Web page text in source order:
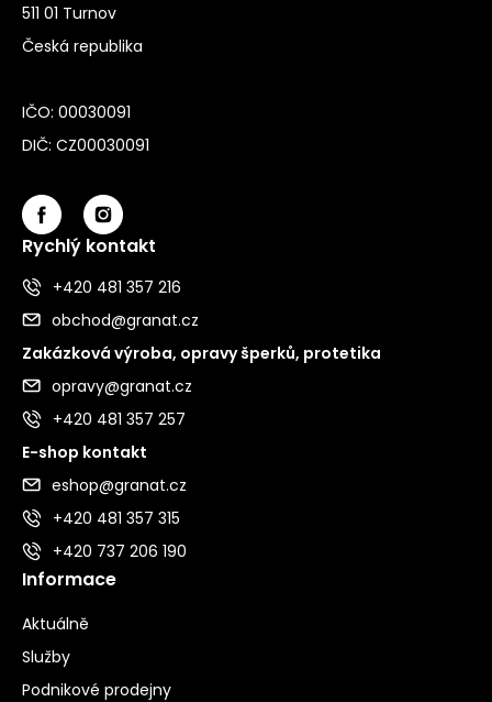
511 01 Turnov
Česká republika
IČO: 00030091
DIČ: CZ00030091
Rychlý kontakt
+420 481 357 216
obchod@granat.cz
Zakázková výroba, opravy šperků, protetika
opravy@granat.cz
+420 481 357 257
E-shop kontakt
eshop@granat.cz
+420 481 357 315
+420 737 206 190
Informace
Aktuálně
Služby
Podnikové prodejny